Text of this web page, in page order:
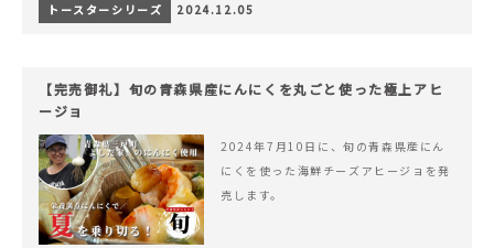
トースターシリーズ 2024.12.05
【完売御礼】旬の青森県産にんにくを丸ごと使った極上アヒ
ージョ
2024年7月10日に、旬の青森県産にん
にくを使った海鮮チーズアヒージョを発
売します。